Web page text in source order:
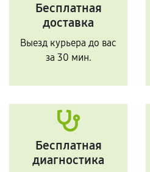
Бесплатная
доставка
Выезд курьера до вас
за 30 мин.
Бесплатная
диагностика